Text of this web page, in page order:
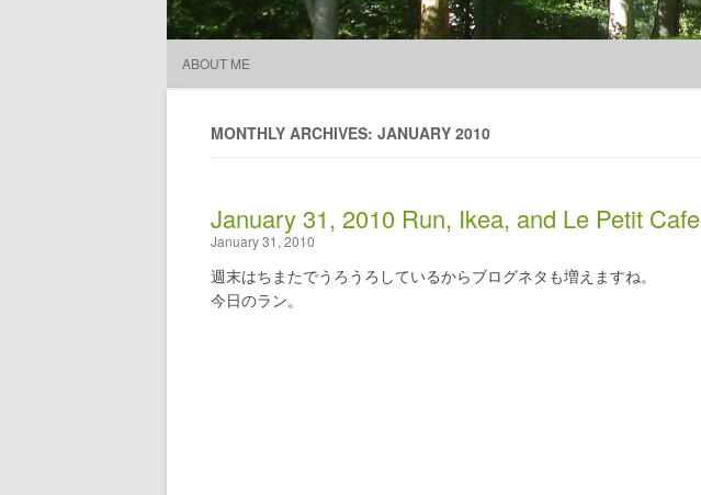
ABOUT ME
MONTHLY ARCHIVES: JANUARY 2010
January 31, 2010 Run, Ikea, and Le Petit Cafe
January 31, 2010
週末はちまたでうろうろしているからブログネタも増えますね。
今日のラン。